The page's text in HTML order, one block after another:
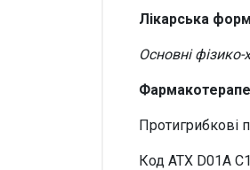
Лікарська
Основні фізико-
Протигрибкові
Код АТХ D01A